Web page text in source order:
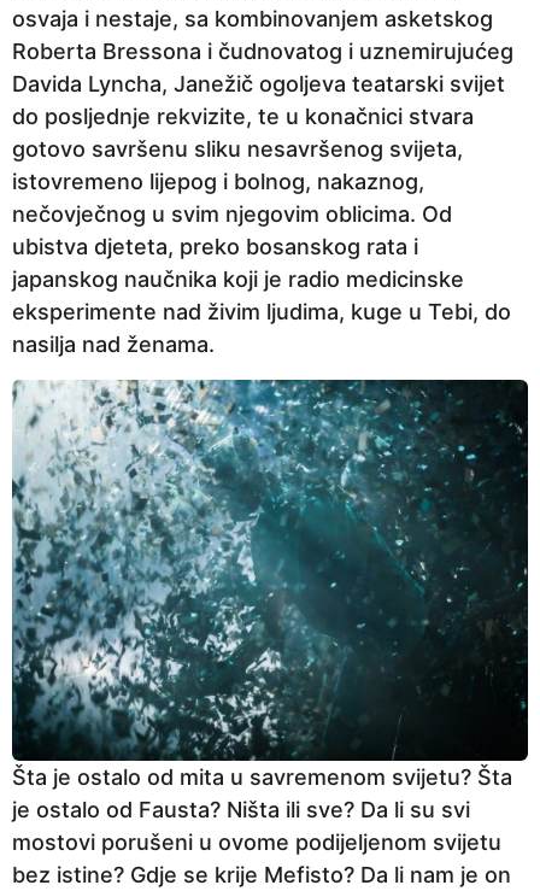
osvaja i nestaje, sa kombinovanjem asketskog
Roberta Bressona i čudnovatog i uznemirujućeg
Davida Lyncha, Janežič ogoljeva teatarski svijet
do posljednje rekvizite, te u konačnici stvara
gotovo savršenu sliku nesavršenog svijeta,
istovremeno lijepog i bolnog, nakaznog,
nečovječnog u svim njegovim oblicima. Od
ubistva djeteta, preko bosanskog rata i
japanskog naučnika koji je radio medicinske
eksperimente nad živim ljudima, kuge u Tebi, do
nasilja nad ženama.
Šta je ostalo od mita u savremenom svijetu? Šta
je ostalo od Fausta? Ništa ili sve? Da li su svi
mostovi porušeni u ovome podijeljenom svijetu
bez istine? Gdje se krije Mefisto? Da li nam je on